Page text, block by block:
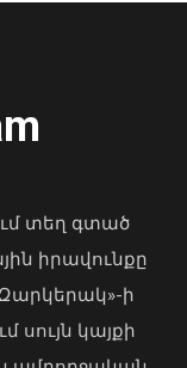
տեղ գտած
իրավունքը
ի
սույն կայքի